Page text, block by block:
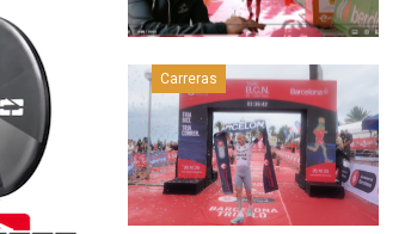
Carreras